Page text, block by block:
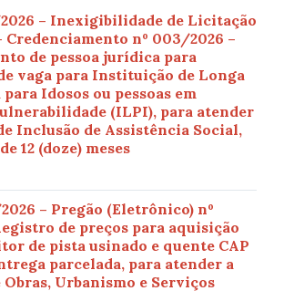
– Inexigibilidade de Licitação
Credenciamento nº 003/2026 –
de pessoa jurídica para
vaga para Instituição de Longa
Idosos ou pessoas em
(ILPI), para atender
Inclusão de Assistência Social,
12 (doze) meses
– Pregão (Eletrônico) nº
de preços para aquisição
de pista usinado e quente CAP
parcelada, para atender a
Urbanismo e Serviços